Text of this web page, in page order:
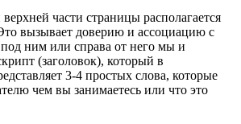
части страницы располагается
вызывает доверию и ассоциацию с
ним или справа от него мы и
(заголовок), который в
3-4 простых слова, которые
чем вы занимаетесь или что это